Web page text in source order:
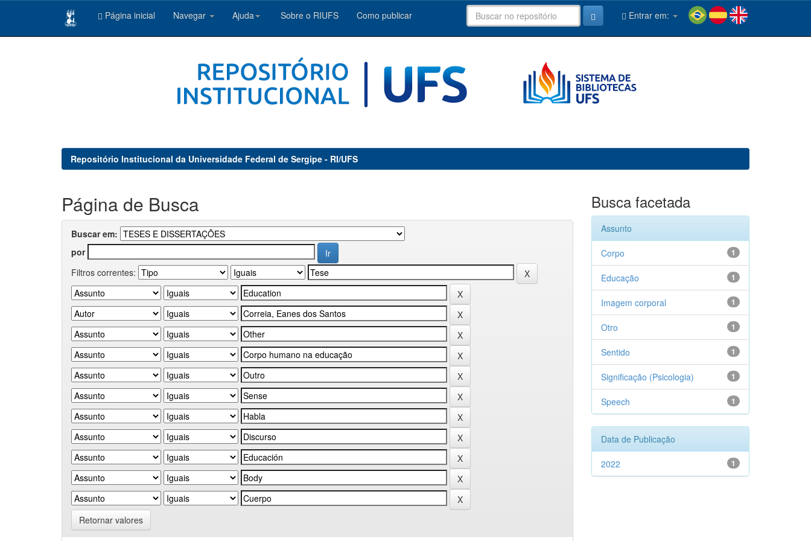
Página inicial Navegar Ajuda Sobre o RIUFS Como publicar Entrar em:
Repositório Institucional da Universidade Federal de Sergipe - RI/UFS
Página de Busca
Buscar em:
por
Filtros correntes:
Retornar valores
Busca facetada
Assunto
1
Corpo
1
Educação
1
Imagem corporal
1
Otro
1
Sentido
1
Significação (Psicologia)
1
Speech
Data de Publicação
1
2022